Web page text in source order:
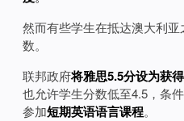
然而有些学生在抵达澳大利
数。
联邦政府将雅思5.5分设为获
也允许学生分数低至4.5，条
参加短期英语语言课程。